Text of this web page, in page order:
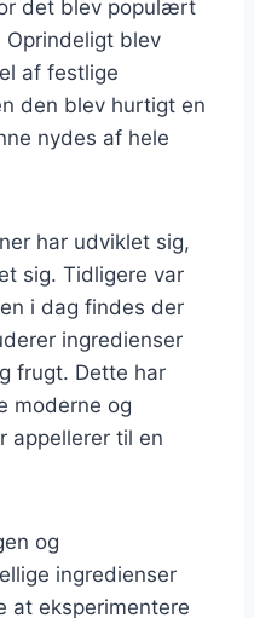
det blev populært
blev
af festlige
den blev hurtigt en
nydes af hele
har udviklet sig,
sig. Tidligere var
i dag findes der
ingredienser
frugt. Dette har
moderne og
appellerer til en
og
ingredienser
at eksperimentere